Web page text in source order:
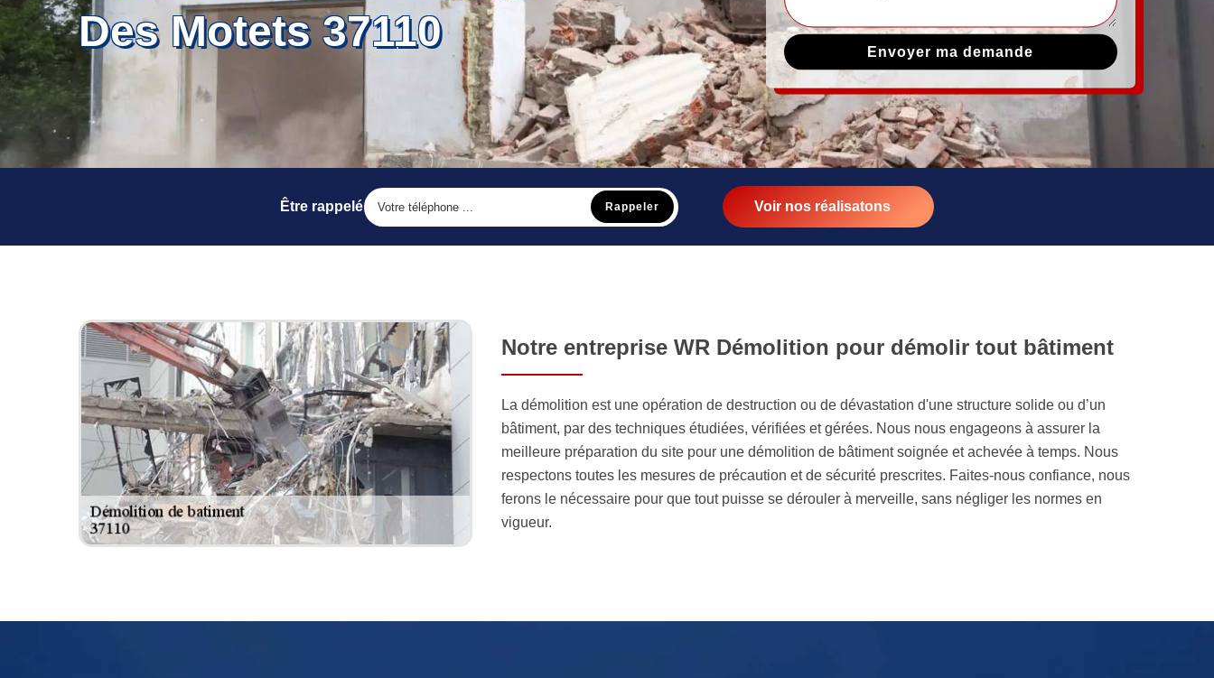
Des Motets 37110
Être rappelé Voir nos réalisatons
Notre entreprise WR Démolition pour démolir tout bâtiment
La démolition est une opération de destruction ou de dévastation d'une structure solide ou d’un
bâtiment, par des techniques étudiées, vérifiées et gérées. Nous nous engageons à assurer la
meilleure préparation du site pour une démolition de bâtiment soignée et achevée à temps. Nous
respectons toutes les mesures de précaution et de sécurité prescrites. Faites-nous confiance, nous
ferons le nécessaire pour que tout puisse se dérouler à merveille, sans négliger les normes en
vigueur.